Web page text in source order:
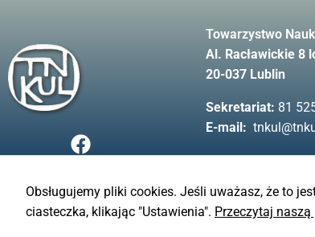
F
a
e
b
Towarzystwo
Al. Racławickie 8
20-037 Lublin
Sekretariat: 81
E-mail:
Obsługujemy pliki cookies. Jeśli uważasz, że to
ciasteczka, klikając "Ustawienia". Przeczytaj